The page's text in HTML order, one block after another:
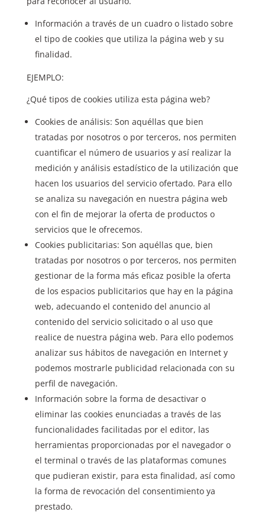
Información a través de un cuadro o listado sobre
el tipo de cookies que utiliza la página web y su
finalidad.
EJEMPLO:
¿Qué tipos de cookies utiliza esta página web?
Cookies de análisis: Son aquéllas que bien
tratadas por nosotros o por terceros, nos permiten
cuantificar el número de usuarios y así realizar la
medición y análisis estadístico de la utilización que
hacen los usuarios del servicio ofertado. Para ello
se analiza su navegación en nuestra página web
con el fin de mejorar la oferta de productos o
servicios que le ofrecemos.
Cookies publicitarias: Son aquéllas que, bien
tratadas por nosotros o por terceros, nos permiten
gestionar de la forma más eficaz posible la oferta
de los espacios publicitarios que hay en la página
web, adecuando el contenido del anuncio al
contenido del servicio solicitado o al uso que
realice de nuestra página web. Para ello podemos
analizar sus hábitos de navegación en Internet y
podemos mostrarle publicidad relacionada con su
perfil de navegación.
Información sobre la forma de desactivar o
eliminar las cookies enunciadas a través de las
funcionalidades facilitadas por el editor, las
herramientas proporcionadas por el navegador o
el terminal o través de las plataformas comunes
que pudieran existir, para esta finalidad, así como
la forma de revocación del consentimiento ya
prestado.